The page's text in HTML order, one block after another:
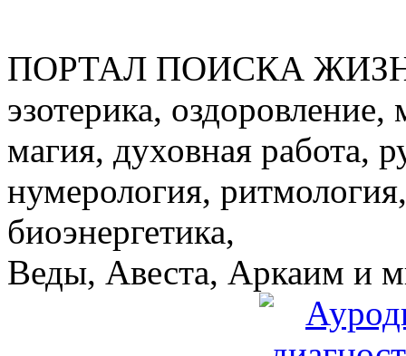
ПОРТАЛ ПОИСКА
эзотерика,
магия, духовная работа,
нумерология,
биоэнергетика,
Веды, Авеста, Аркаим и